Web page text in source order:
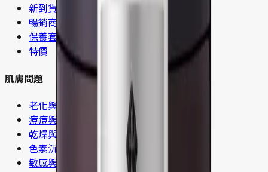
新到貨
暢銷商品
保養套組
特價
肌膚問題
老化與細紋
痘痘與粉刺
乾燥與缺水
色素沉澱
敏感與泛紅